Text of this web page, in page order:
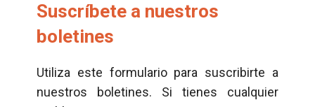
Suscríbete a nuestros
boletines
Utiliza este formulario para suscribirte a
nuestros boletines. Si tienes cualquier